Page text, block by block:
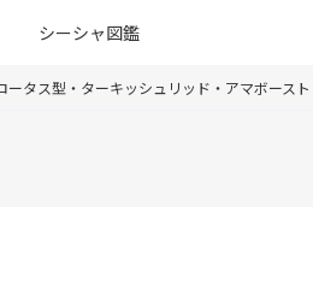
シーシャ図鑑
タス型・ターキッシュリッド・アマボースト